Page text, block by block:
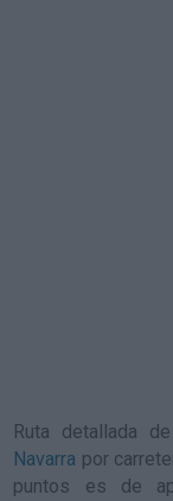
Ruta detallada de
Navarra por
puntos es de